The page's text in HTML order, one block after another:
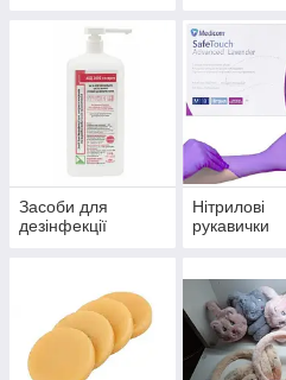
Засоби для
дезінфекції
Нітрилові
рукавички